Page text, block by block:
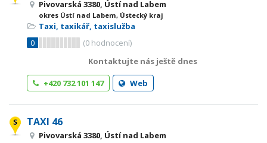
Pivovarská 3380, Ústí nad Labem
okres Ústí nad Labem, Ústecký kraj
Taxi, taxikář, taxislužba
0
(0 hodnocení)
Kontaktujte nás ještě dnes
+420 732 101 147 Web
TAXI 46
Pivovarská 3380, Ústí nad Labem